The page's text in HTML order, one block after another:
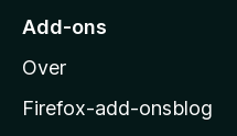
r
o
z
Add-ons
Over
Firefox-add-onsblog